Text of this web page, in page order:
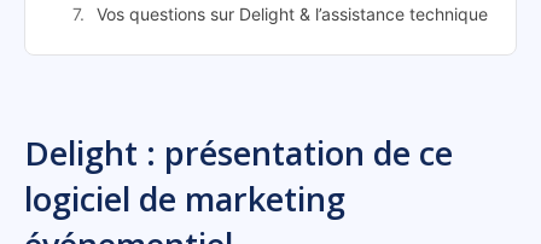
Vos questions sur Delight & l’assistance technique
Delight : présentation de ce
logiciel de marketing